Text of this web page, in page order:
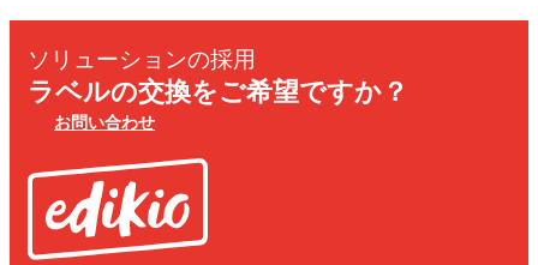
ソリューションの採用
ラベルの交換をご希望ですか？
お問い合わせ